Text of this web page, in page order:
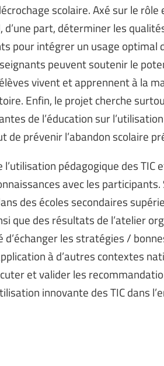
scolaire. Axé sur le
d’une part, déterminer les
pour intégrer un usage optimal
peuvent soutenir le
vivent et apprennent à la
Enfin, le projet cherche
de l’éducation sur
de prévenir l’abandon scolaire
pédagogique des TIC
avec les
des écoles secondaires
que des résultats de l’atelier
les stratégies /
à d’autres contextes
et valider les
innovante des TIC dans